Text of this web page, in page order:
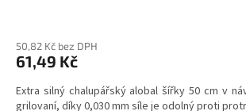
50,82 Kč bez DPH
61,49 Kč
Extra silný chalupářský alobal šířky 50 cm v
grilovaní, díky 0,030 mm síle je odolný proti